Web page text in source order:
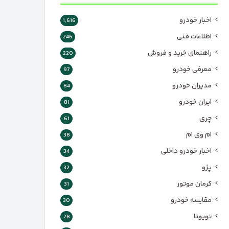
اخبار خودرو 1,616
اطلاعات فنی 246
راهنمای خرید و فروش 220
معرفی خودرو 97
مدیران خودرو 84
ایران خودرو 81
چری 61
ام وی ام 38
اخبار خودرو داخلی 34
پژو 32
کرمان موتور 31
مقایسه خودرو 30
تویوتا 28